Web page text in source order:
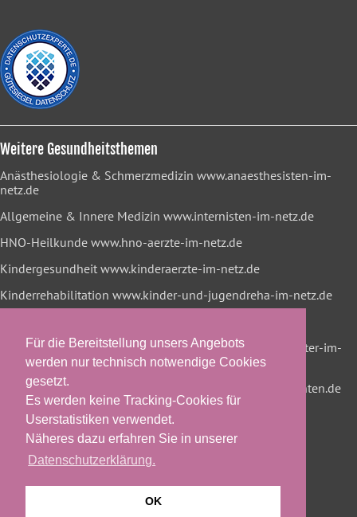
Für die Bereitstellung unsers Angebots
werden nur technisch notwendige Cookies
gesetzt.
Es werden keine Tracking-Cookies für
Userstatistiken verwendet.
Näheres dazu erfahren Sie in unserer
Datenschutzerklärung.
OK
Weitere Gesundheitsthemen
Anästhesiologie & Schmerzmedizin www.anaesthesisten-im-
netz.de
Allgemeine & Innere Medizin www.internisten-im-netz.de
HNO-Heilkunde www.hno-aerzte-im-netz.de
Kindergesundheit www.kinderaerzte-im-netz.de
Kinderrehabilitation www.kinder-und-jugendreha-im-netz.de
Neurologie & Psychiatriewww.neurologen-und-psychiater-im-
netz.org
Onkologische Rehabilitation
www.reha-hilft-krebspatienten.de